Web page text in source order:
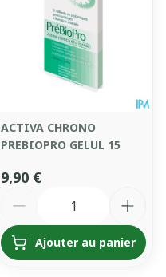
ACTIVA CHRONO
PREBIOPRO GELUL 15
9,90 €
Ajouter au panier